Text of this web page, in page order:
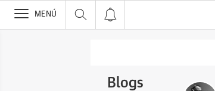
>
MENÚ
Blogs